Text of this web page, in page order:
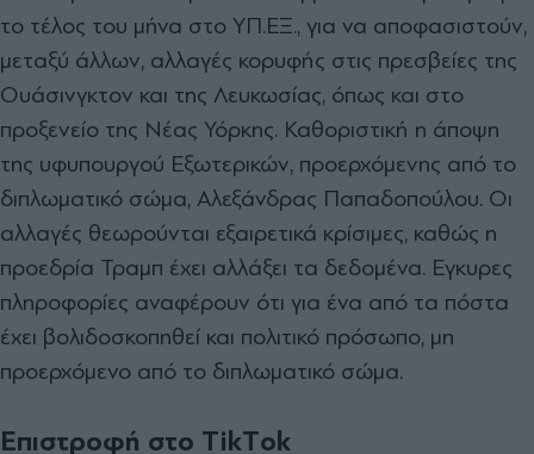
το τέλος του µήνα στο ΥΠ.ΕΞ., για να αποφασιστούν,
µεταξύ άλλων, αλλαγές κορυφής στις πρεσβείες της
Ουάσινγκτον και της Λευκωσίας, όπως και στο
προξενείο της Νέας Υόρκης. Καθοριστική η άποψη
της υφυπουργού Εξωτερικών, προερχόµενης από το
διπλωµατικό σώµα, Αλεξάνδρας Παπαδοπούλου. Οι
αλλαγές θεωρούνται εξαιρετικά κρίσιµες, καθώς η
προεδρία Τραµπ έχει αλλάξει τα δεδοµένα. Εγκυρες
πληροφορίες αναφέρουν ότι για ένα από τα πόστα
έχει βολιδοσκοπηθεί και πολιτικό πρόσωπο, µη
προερχόµενο από το διπλωµατικό σώµα.
Επιστροφή στο ΤikΤok